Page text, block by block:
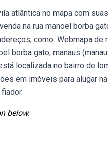
atlântica no mapa com
na rua manoel borba
como. Webmapa de
borba gato, manaus
localizada no bairro de
em imóveis para alugar
below.